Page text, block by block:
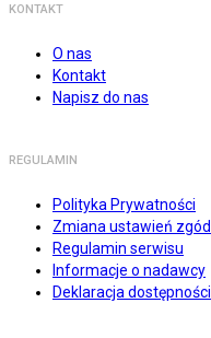
KONTAKT
O nas
Kontakt
Napisz do nas
REGULAMIN
Polityka Prywatności
Zmiana ustawień zgód
Regulamin serwisu
Informacje o nadawcy
Deklaracja dostępności